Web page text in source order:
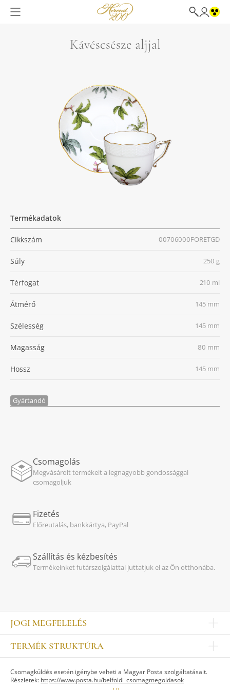
Kávéscsésze aljjal
Termékadatok
Cikkszám 00706000FORETGD
Súly 250 g
Térfogat 210 ml
Átmérő 145 mm
Szélesség 145 mm
Magasság 80 mm
Hossz 145 mm
Gyártandó
Csomagolás
Megvásárolt termékeit a legnagyobb gondossággal
csomagoljuk
Fizetés
Előreutalás, bankkártya, PayPal
Szállítás és kézbesítés
Termékeinket futárszolgálattal juttatjuk el az Ön otthonába.
JOGI MEGFELELÉS
Impresszum
Kapcsolat
Jogi nyilatkozat
TERMÉK STRUKTÚRA
ASZTALKULTÚRA
Csomagküldés esetén igénybe veheti a Magyar Posta szolgáltatásait.
Részletek: https://www.posta.hu/belfoldi_csomagmegoldasok